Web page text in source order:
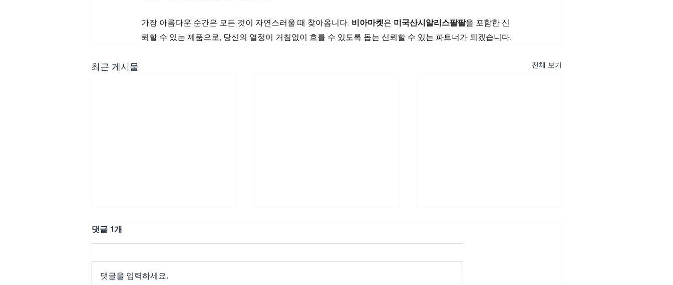
가장 아름다운 순간은 모든 것이 자연스러울 때 찾아옵니다. 비아마켓은 미국산시알리스팔팔을 포함한 신
뢰할 수 있는 제품으로, 당신의 열정이 거침없이 흐를 수 있도록 돕는 신뢰할 수 있는 파트너가 되겠습니다.
최근 게시물 전체 보기
댓글 1개
댓글을 입력하세요.